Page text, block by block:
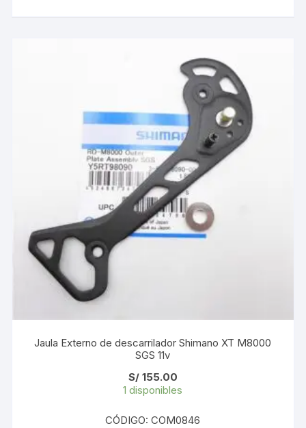
Jaula Externo de descarrilador Shimano XT M8000
SGS 11v
S/155.00
1 disponibles
CÓDIGO: COM0846